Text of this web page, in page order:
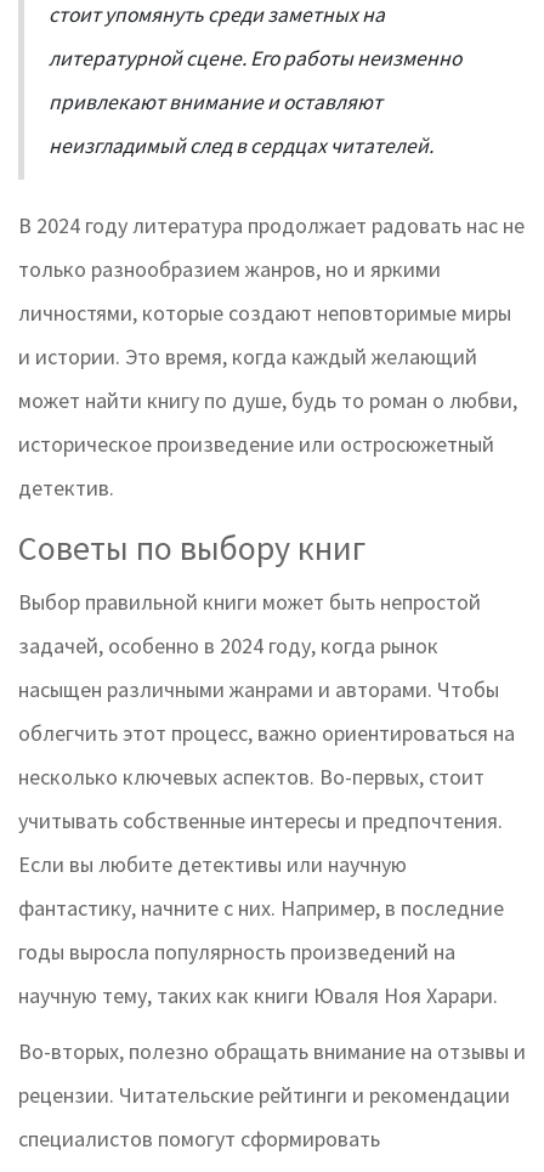
стоит упомянуть среди заметных на
литературной сцене. Его работы неизменно
привлекают внимание и оставляют
неизгладимый след в сердцах читателей.
В 2024 году литература продолжает радовать нас не
только разнообразием жанров, но и яркими
личностями, которые создают неповторимые миры
и истории. Это время, когда каждый желающий
может найти книгу по душе, будь то роман о любви,
историческое произведение или остросюжетный
детектив.
Советы по выбору книг
Выбор правильной книги может быть непростой
задачей, особенно в 2024 году, когда рынок
насыщен различными жанрами и авторами. Чтобы
облегчить этот процесс, важно ориентироваться на
несколько ключевых аспектов. Во-первых, стоит
учитывать собственные интересы и предпочтения.
Если вы любите детективы или научную
фантастику, начните с них. Например, в последние
годы выросла популярность произведений на
научную тему, таких как книги Юваля Ноя Харари.
Во-вторых, полезно обращать внимание на отзывы и
рецензии. Читательские рейтинги и рекомендации
специалистов помогут сформировать